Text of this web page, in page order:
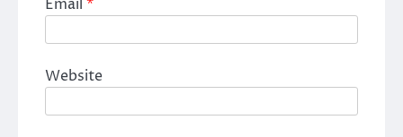
Email *
Website